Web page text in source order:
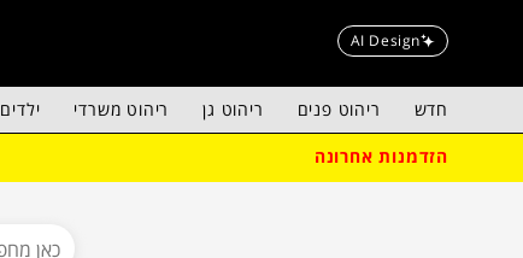
AI Design
חדש ריהוט פנים ריהוט גן ריהוט משרדי ילדים
הזדמנות אחרונה